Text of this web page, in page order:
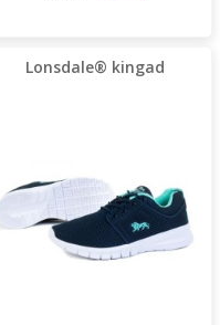
Lonsdale® kingad